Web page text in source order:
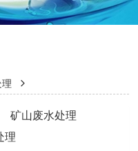
矿山废水处理
理